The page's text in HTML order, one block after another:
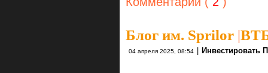
Блог им. Sprilor |ВТБ
04 апреля 2025, 08:54 Инвестировать